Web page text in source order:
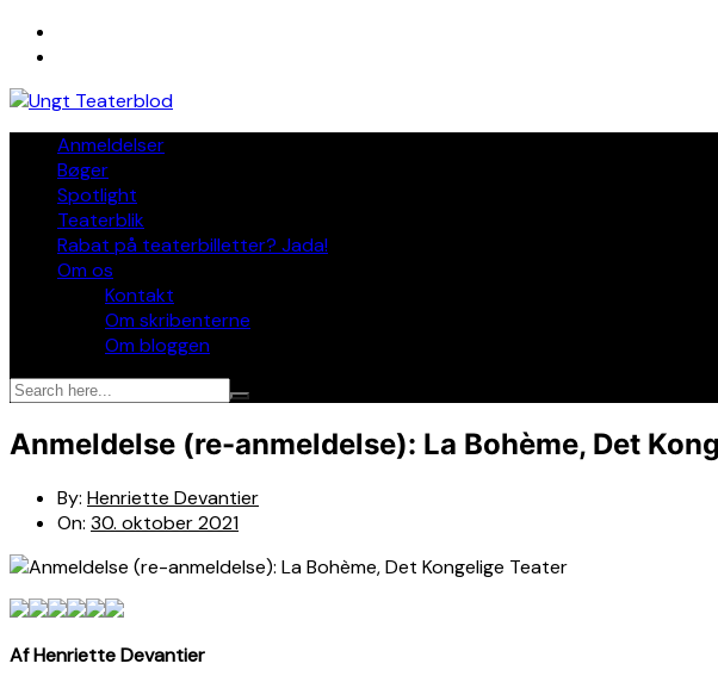
Skip
Anmeldelser
Bøger
Spotlight
Teaterblik
Rabat på teaterbilletter? Jada!
Om os
Kontakt
Om skribenterne
Om bloggen
Anmeldelse (re-anmeldelse): La Bohème, Det
By: Henriette Devantier
On: 30. oktober 2021
Af Henriette Devantier